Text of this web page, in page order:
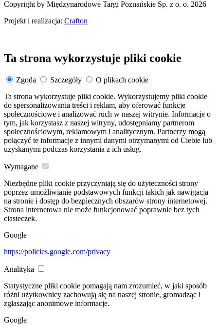
Copyright by Międzynarodowe Targi Poznańskie Sp. z o. o. 2026
Projekt i realizacja: Crafton
Ta strona wykorzystuje pliki cookie
Zgoda Szczegóły
O plikach cookie
Ta strona wykorzystuje pliki cookie. Wykorzystujemy pliki cookie
do spersonalizowania treści i reklam, aby oferować funkcje
społecznościowe i analizować ruch w naszej witrynie. Informacje o
tym, jak korzystasz z naszej witryny, udostępniamy partnerom
społecznościowym, reklamowym i analitycznym. Partnerzy mogą
połączyć te informacje z innymi danymi otrzymanymi od Ciebie lub
uzyskanymi podczas korzystania z ich usług.
Wymagane
Niezbędne pliki cookie przyczyniają się do użyteczności strony
poprzez umożliwianie podstawowych funkcji takich jak nawigacja
na stronie i dostęp do bezpiecznych obszarów strony internetowej.
Strona internetowa nie może funkcjonować poprawnie bez tych
ciasteczek.
Google
https://policies.google.com/privacy
Analityka
Statystyczne pliki cookie pomagają nam zrozumieć, w jaki sposób
różni użytkownicy zachowują się na naszej stronie, gromadząc i
zgłaszając anonimowe informacje.
Google